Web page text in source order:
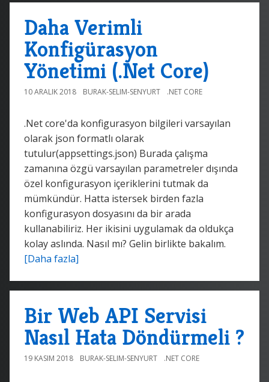
Daha Verimli
Konfigürasyon
Yönetimi (.Net Core)
10 ARALIK 2018 BURAK-SELIM-SENYURT .NET CORE
.Net core'da konfigurasyon bilgileri varsayılan
olarak json formatlı olarak
tutulur(appsettings.json) Burada çalışma
zamanına özgü varsayılan parametreler dışında
özel konfigurasyon içeriklerini tutmak da
mümkündür. Hatta istersek birden fazla
konfigurasyon dosyasını da bir arada
kullanabiliriz. Her ikisini uygulamak da oldukça
kolay aslında. Nasıl mı? Gelin birlikte bakalım.
[Daha fazla]
Bir Web API Servisi
Nasıl Hata Döndürmeli ?
19 KASIM 2018 BURAK-SELIM-SENYURT .NET CORE